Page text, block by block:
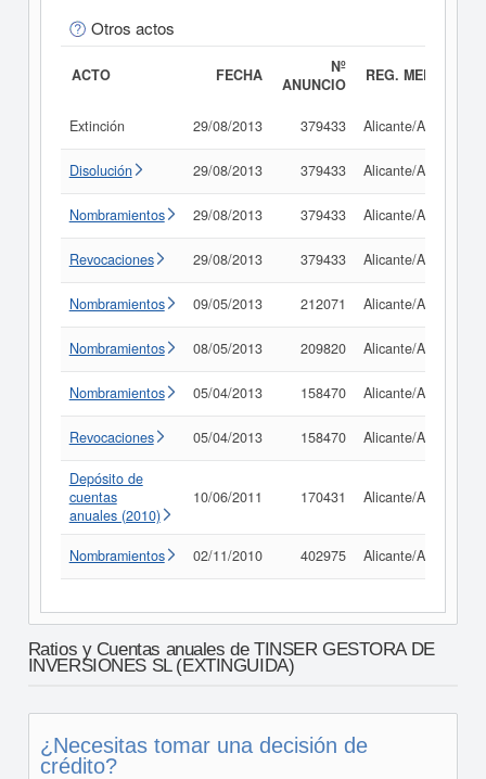
Otros actos
ACTO FECHA
Nº
ANUNCIO
REG. MERC.
Extinción 29/08/2013 379433 Alicante/Alacant
Disolución 29/08/2013 379433 Alicante/Alacant
Nombramientos 29/08/2013 379433 Alicante/Alacant
Revocaciones 29/08/2013 379433 Alicante/Alacant
Nombramientos 09/05/2013 212071 Alicante/Alacant
Nombramientos 08/05/2013 209820 Alicante/Alacant
Nombramientos 05/04/2013 158470 Alicante/Alacant
Revocaciones 05/04/2013 158470 Alicante/Alacant
Depósito de
cuentas
anuales (2010)
10/06/2011 170431 Alicante/Alacant
Nombramientos 02/11/2010 402975 Alicante/Alacant
Ratios y Cuentas anuales de TINSER GESTORA DE
INVERSIONES SL (EXTINGUIDA)
¿Necesitas tomar una decisión de
crédito?